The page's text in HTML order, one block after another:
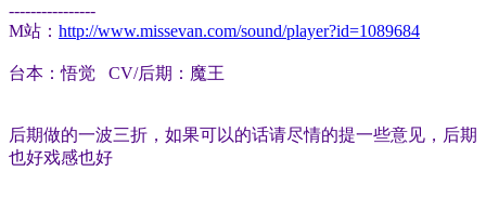
----------------
M站： http://www.missevan.com/sound/player?id=1089684
台本：悟觉 CV/后期：魔王
后期做的一波三折，如果可以的话请尽情的提一些意见，后期
也好戏感也好